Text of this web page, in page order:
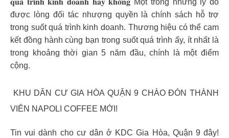
𝐪𝐮𝐚́ 𝐭𝐫𝐢̀𝐧𝐡 𝐤𝐢𝐧𝐡 𝐝𝐨𝐚𝐧𝐡 𝐡𝐚𝐲 𝐤𝐡𝐨̂𝐧𝐠 Một trong những lý do
được lòng đối tác nhượng quyền là chính sách hỗ trợ
trong suốt quá trình kinh doanh. Thương hiệu có thể cam
kết đồng hành cùng bạn trong suốt quá trình ấy, ít nhất là
trong khoảng thời gian 5 năm đầu, chính là một điểm
cộng.
️ KHU DÂN CƯ GIA HÒA QUẬN 9 CHÀO ĐÓN THÀNH
VIÊN NAPOLI COFFEE MỚI!
Tin vui dành cho cư dân ở KDC Gia Hòa, Quận 9 đây!